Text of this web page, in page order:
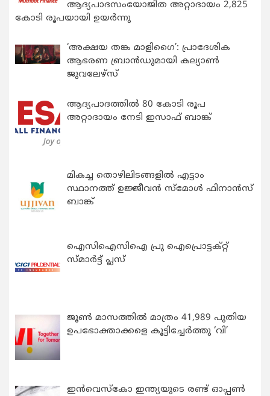
ആദ്യപാദസംയോജിത അറ്റാദായം 2,825
കോടി രൂപയായി ഉയർന്നു
‘അക്ഷയ തങ്ക മാളിഗൈ’: പ്രാദേശിക
ആഭരണ ബ്രാന്‍ഡുമായി കല്യാണ്‍
ജുവലേഴ്‌സ്
ആദ്യപാദത്തിൽ 80 കോടി രൂപ
അറ്റാദായം നേടി ഇസാഫ് ബാങ്ക്
മികച്ച തൊഴിലിടങ്ങളിൽ എട്ടാം
സ്ഥാനത്ത് ഉജ്ജീവൻ സ്മോൾ ഫിനാൻസ്
ബാങ്ക്
ഐസിഐസിഐ പ്രു ഐപ്രൊട്ടക്റ്റ്
സ്മാർട്ട് പ്ലസ്
ജൂൺ മാസത്തിൽ മാത്രം 41,989 പുതിയ
ഉപഭോക്താക്കളെ കൂട്ടിച്ചേർത്തു ‘വി’
ഇന്‍വെസ്കോ ഇന്ത്യയുടെ രണ്ട് ഓപ്പണ്‍